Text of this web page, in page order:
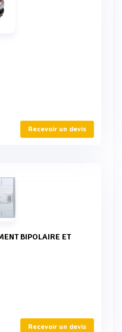
Recevoir un devis
Recevoir un devis